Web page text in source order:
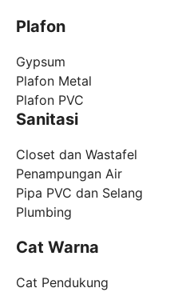
Plafon
Gypsum
Plafon Metal
Plafon PVC
Sanitasi
Closet dan Wastafel
Penampungan Air
Pipa PVC dan Selang
Plumbing
Cat Warna
Cat Pendukung